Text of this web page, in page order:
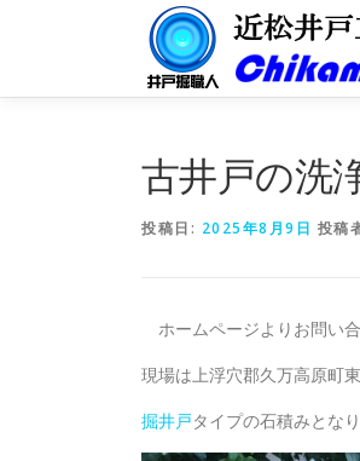
ン
古井戸の洗
投稿日: 2025年8月9日 投稿
ホームページよりお問い合
現場は上浮穴郡久万高原町東
掘井戸タイプの石積みとなり